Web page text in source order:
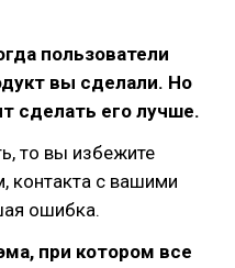
пользователи
вы сделали. Но
сделать его лучше.
то вы избежите
контакта с вашими
ошибка.
при котором все